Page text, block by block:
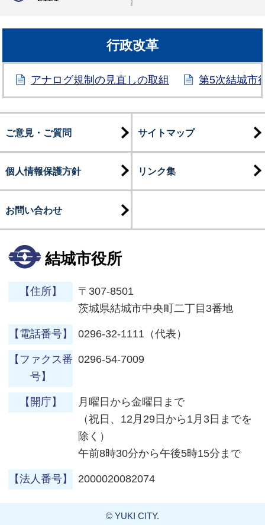
行政改革
アナログ規制の見直しの取組 第5次結城市
ご意見・ご質問 サイトマップ
個人情報保護方針 リンク集
お問い合わせ
結城市役所
【住所】
〒307-8501
茨城県結城市中央町二丁目3番地
【電話番号】 0296-32-1111（代表）
【ファクス番
号】
0296-54-7009
【開庁】
月曜日から金曜日まで
（祝日、12月29日から1月3日までを
除く）
午前8時30分から午後5時15分まで
【法人番号】 2000020082074
© YUKI CITY.